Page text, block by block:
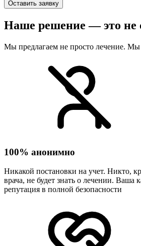
Оставить заявку
Наше решение — это не
Мы предлагаем не просто лечение. Мы
100% анонимно
Никакой постановки на учет. Никто,
врача, не будет знать о лечении. Ваша
репутация в полной безопасности